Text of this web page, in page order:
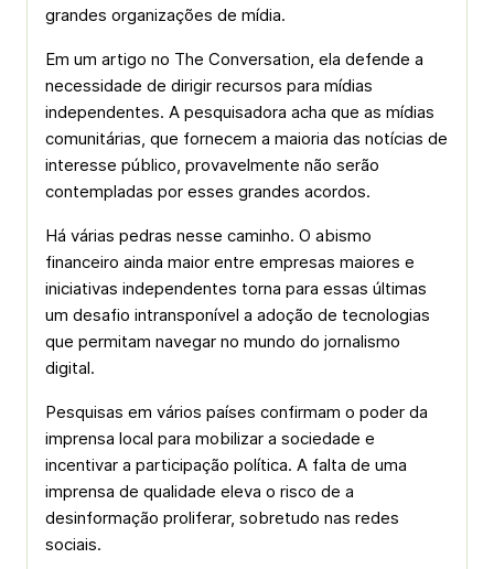
grandes organizações de mídia.
Em um artigo no The Conversation, ela defende a
necessidade de dirigir recursos para mídias
independentes. A pesquisadora acha que as mídias
comunitárias, que fornecem a maioria das notícias de
interesse público, provavelmente não serão
contempladas por esses grandes acordos.
Há várias pedras nesse caminho. O abismo
financeiro ainda maior entre empresas maiores e
iniciativas independentes torna para essas últimas
um desafio intransponível a adoção de tecnologias
que permitam navegar no mundo do jornalismo
digital.
Pesquisas em vários países confirmam o poder da
imprensa local para mobilizar a sociedade e
incentivar a participação política. A falta de uma
imprensa de qualidade eleva o risco de a
desinformação proliferar, sobretudo nas redes
sociais.